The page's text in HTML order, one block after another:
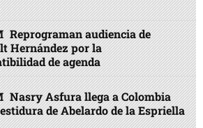
Reprograman audiencia de
Hernández por la
de agenda
Nasry Asfura llega a Colombia
de Abelardo de la Espriella